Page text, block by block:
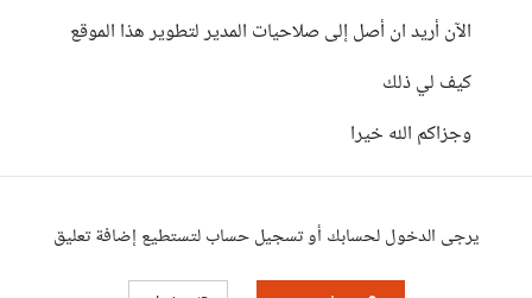
الآن أريد ان أصل إلى صلاحيات المدير لتطوير هذا الموقع
كيف لي ذلك
وجزاكم الله خيرا
يرجى الدخول لحسابك أو تسجيل حساب لتستطيع إضافة تعليق